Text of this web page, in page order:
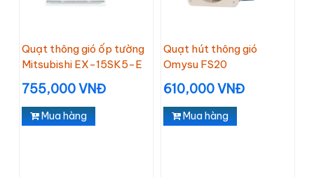
Quạt thông gió ốp tường
Mitsubishi EX-15SK5-E
755,000 VNĐ
Mua hàng
Quạt hút thông gió
Omysu FS20
610,000 VNĐ
Mua hàng